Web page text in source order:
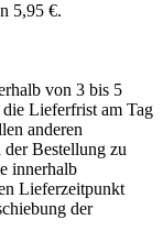
5,95 €.
von 3 bis 5
Lieferfrist am Tag
anderen
Bestellung zu
innerhalb
Lieferzeitpunkt
der